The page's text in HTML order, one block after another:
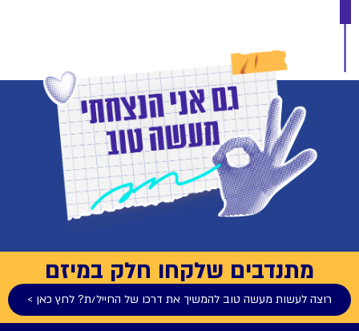
מתנדבים שלקחו חלק במיזם
רוצה לעשות מעשה טוב להמשיך את דרכו של החייל/ת? לחץ כאן >